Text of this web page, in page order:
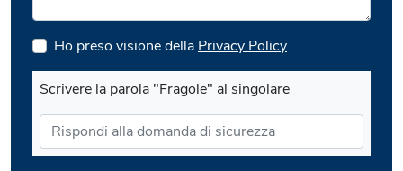
Ho preso visione della Privacy Policy
Scrivere la parola "Fragole" al singolare